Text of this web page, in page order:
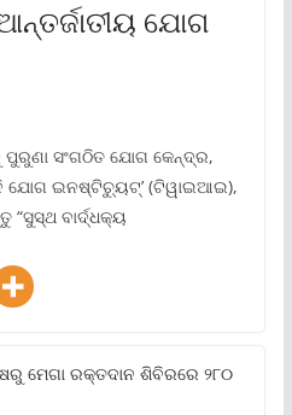
ଯୋଗ
ସଂଗଠିତ ଯୋଗ କେନ୍ଦ୍ର,
ଯୋଗ ଇନଷ୍ଟିଚ୍ୟୁଟ୍‌’ (ଟିୱାଇଆଇ),
ବାର୍ଦ୍ଧକ୍ୟ
ମେଗା ରକ୍ତଦାନ ଶିବିରରେ ୨୮୦